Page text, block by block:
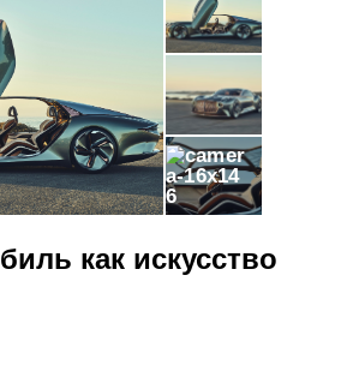
6
как искусство